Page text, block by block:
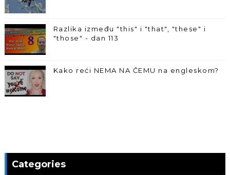
Razlika između "this" i "that", "these" i
"those" - dan 113
Kako reći NEMA NA ČEMU na engleskom?
Categories